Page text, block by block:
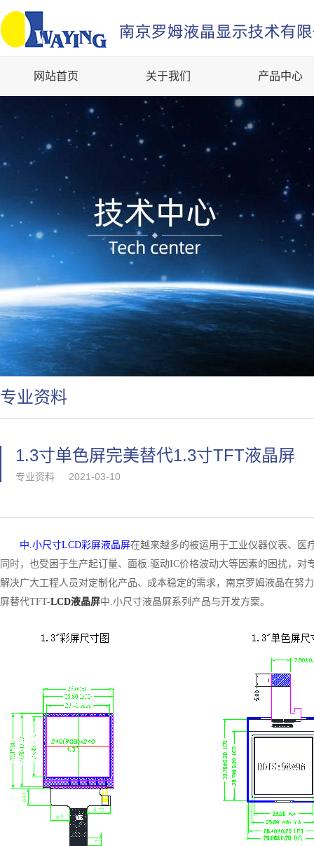
网站首页 关于我们 产品中心
专业资料
1.3寸单色屏完美替代1.3寸TFT液晶屏
专业资料 2021-03-10
中.小尺寸LCD彩屏液晶屏在越来越多的被运用于工业仪器仪表、医
同时，也受困于生产起订量、面板.驱动IC价格波动大等因素的困扰，对
解决广大工程人员对定制化产品、成本稳定的需求，南京罗姆液晶在努
屏替代TFT-LCD液晶屏中.小尺寸液晶屏系列产品与开发方案。